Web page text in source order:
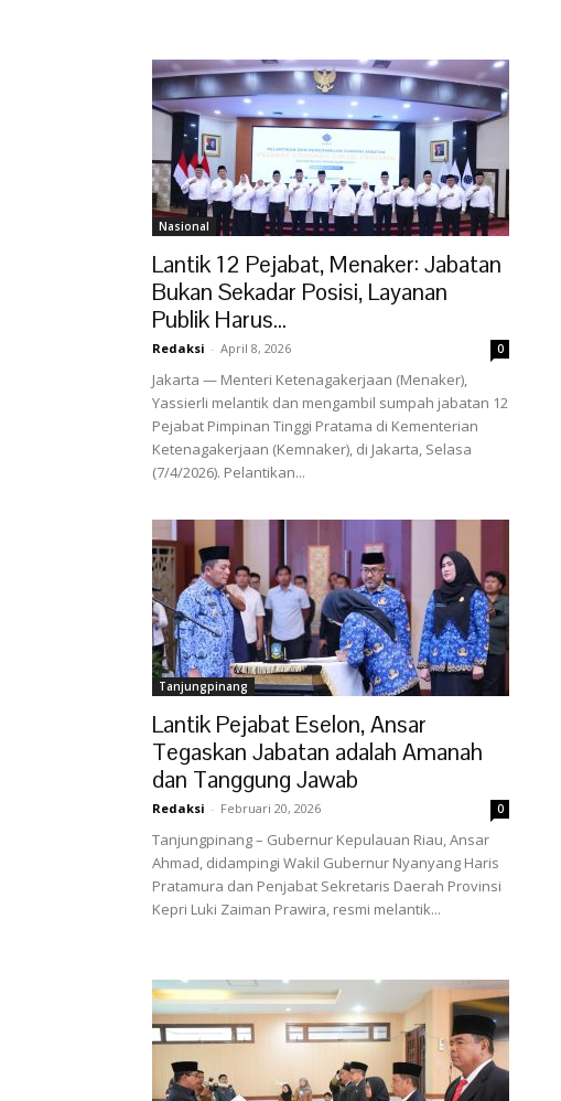
Nasional
Lantik 12 Pejabat, Menaker: Jabatan
Bukan Sekadar Posisi, Layanan
Publik Harus...
Redaksi - April 8, 2026 0
Jakarta — Menteri Ketenagakerjaan (Menaker),
Yassierli melantik dan mengambil sumpah jabatan 12
Pejabat Pimpinan Tinggi Pratama di Kementerian
Ketenagakerjaan (Kemnaker), di Jakarta, Selasa
(7/4/2026). Pelantikan...
Tanjungpinang
Lantik Pejabat Eselon, Ansar
Tegaskan Jabatan adalah Amanah
dan Tanggung Jawab
Redaksi - Februari 20, 2026 0
Tanjungpinang – Gubernur Kepulauan Riau, Ansar
Ahmad, didampingi Wakil Gubernur Nyanyang Haris
Pratamura dan Penjabat Sekretaris Daerah Provinsi
Kepri Luki Zaiman Prawira, resmi melantik...